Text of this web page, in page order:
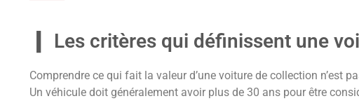
Les critères qui définissent une
Comprendre ce qui fait la valeur d’une voiture de collection n’est
Un véhicule doit généralement avoir plus de 30 ans pour être